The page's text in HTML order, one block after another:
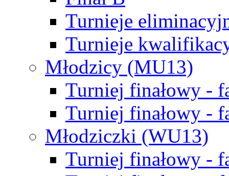
Turnieje
Turnieje
Młodzicy (MU13)
Turniej finałowy -
Turniej finałowy -
Młodziczki (WU13)
Turniej finałowy -